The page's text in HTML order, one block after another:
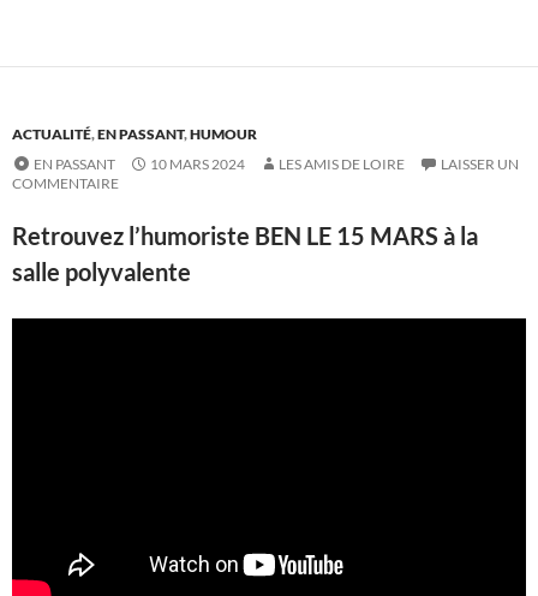
ACTUALITÉ,EN PASSANT,HUMOUR
EN PASSANT
10 MARS 2024 LES AMIS DE LOIRE
LAISSER UN
COMMENTAIRE
Retrouvez l’humoriste BEN LE 15 MARS à la
salle polyvalente